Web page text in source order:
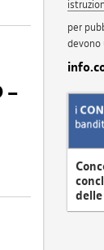
–
per
devono